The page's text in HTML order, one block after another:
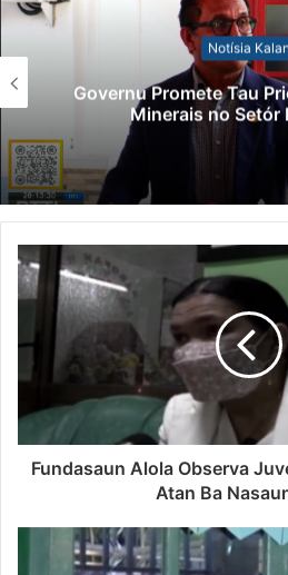
Notísia Kalan
Governu Promete Tau
Minerais no Setór
Fundasaun Alola Observa
Atan Ba